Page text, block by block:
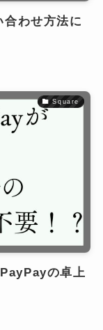
わせ方法に
Square
の卓上